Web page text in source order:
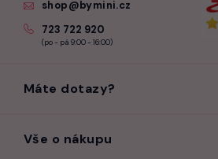
shop@bymini.cz
723 722 920
(po - pá 9:00 - 16:00)
Máte dotazy?
Vše o nákupu